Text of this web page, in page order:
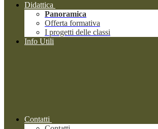
Didattica
Panoramica
Offerta formativa
I progetti delle classi
Info Utili
Contatti